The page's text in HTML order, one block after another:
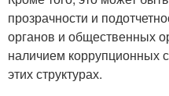
прозрачности и
органов и общественных
наличием коррупционных
этих структурах.